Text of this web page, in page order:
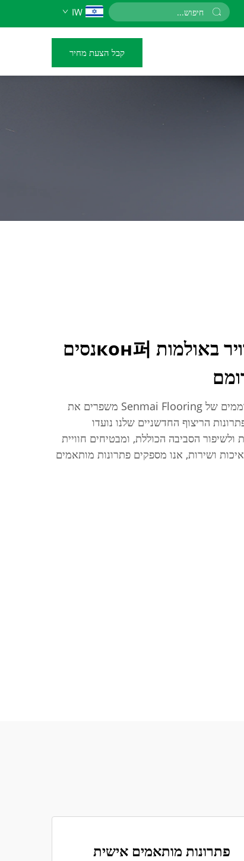
IW
קבל הצעת מחיר
שפרו את זרימת האוויר באולמות кон퍼נסים
גלו כיצד הריצופים המודולריים המרוממים של Senmai Flooring משפרים את
הריצוף החדשניים שלנו נועדו
ולשיפור הסביבה הכוללת, ומבטיחים חוויית
ושירות, אנו מספקים פתרונות מותאמים
פתרונות מותאמים אישית